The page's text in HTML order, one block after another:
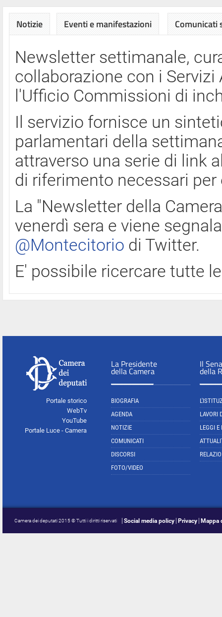
Notizie Eventi e manifestazioni Comunicati
Newsletter settimanale,
collaborazione con i
l'Ufficio Commissioni di
Il servizio fornisce un
parlamentari della
attraverso una serie di link
di riferimento necessari
La "Newsletter della
venerdì sera e viene
@Montecitorio di Twitter.
E' possibile ricercare tutte
Portale storico
WebTv
YouTube
Portale Luce - Camera
La Presidente
della Camera
BIOGRAFIA
AGENDA
NOTIZIE
COMUNICATI
DISCORSI
FOTO/VIDEO
Il
della
LAVORI
LEGGI E
Camera dei deputati 2015 © Tutti i diritti riservati Social media policy Privacy Mappa